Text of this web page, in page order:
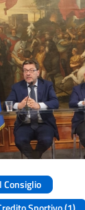
Consiglio